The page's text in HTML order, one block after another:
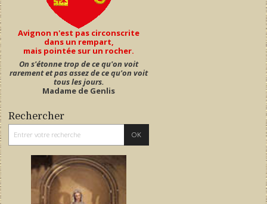
Avignon n'est pas circonscrite
dans un rempart,
mais pointée sur un rocher.
On s'étonne trop de ce qu'on voit
rarement et pas assez de ce qu'on voit
tous les jours.
Madame de Genlis
Rechercher